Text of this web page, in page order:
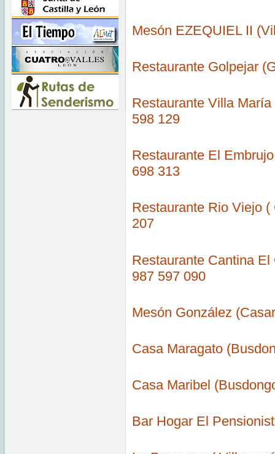
Mesón EZEQUIEL II
Restaurante Golpejar
Restaurante Villa
598 129
Restaurante El
698 313
Restaurante Rio Viejo
207
Restaurante Cantina
987 597 090
Mesón González
Casa Maragato
Casa Maribel
Bar Hogar El